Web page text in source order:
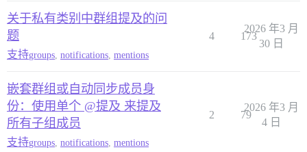
关于私有类别中群组提及的问
题
支持groups notifications mentions
4 173
2026 年3 月
30 日
嵌套群组或自动同步成员身
份：使用单个 @提及 来提及
所有子组成员
支持groups notifications mentions
2 79
2026 年3 月
4 日